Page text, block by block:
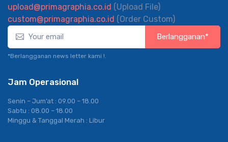
upload@primagraphia.co.id (Upload File)
custom@primagraphia.co.id (Order Custom)
Berlangganan*
*Berlangganan news letter kami !.
Jam Operasional
Senin – Jum’at : 09.00 – 18.00
Sabtu : 08.00 – 18.00
Minggu & Tanggal Merah : Libur